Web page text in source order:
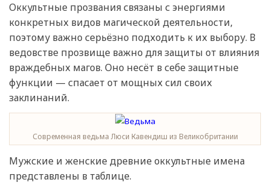
Оккультные прозвания связаны с энергиями
конкретных видов магической деятельности,
поэтому важно серьёзно подходить к их выбору. В
ведовстве прозвище важно для защиты от влияния
враждебных магов. Оно несёт в себе защитные
функции — спасает от мощных сил своих
заклинаний.
Современная ведьма Люси Кавендиш из Великобритании
Мужские и женские древние оккультные имена
представлены в таблице.